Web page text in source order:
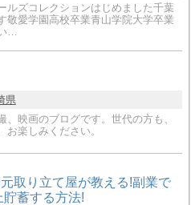
ルズコレクションはじめました千葉
敬愛学園高校卒業青山学院大学卒業
…
県
、映画のブログです。世代の方も、
お楽しみください。
取り立て屋が教える!副業で
蓄する方法!